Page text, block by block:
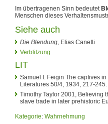
Im übertragenen Sinn bedeutet
Menschen dieses
Siehe auch
Die Blendung, Elias Canetti
Verblitzung
LIT
Samuel I. Feigin The captives
Literatures 50/4, 1934, 217-245.
Timothy Taylor 2001, Believing
slave trade in later prehistoric
Kategorie: Wahrnehmung